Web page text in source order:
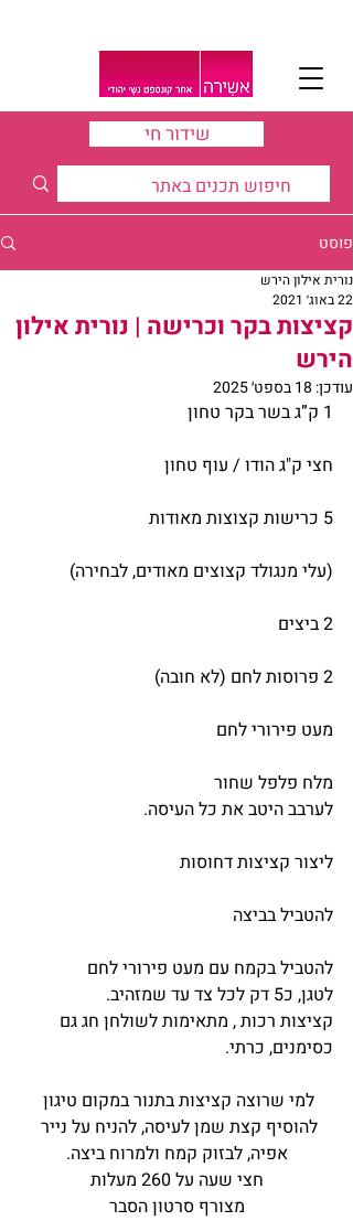
שידור חי
פוסט
קציצות בקר וכרישה | נורית אילון
הירש
נורית אילון הירש
22 באוג׳ 2021
עודכן: 18 בספט׳ 2025
1 ק”ג בשר בקר טחון
חצי ק"ג הודו / עוף טחון
5 כרישות קצוצות מאודות
(עלי מנגולד קצוצים מאודים, לבחירה)
2 ביצים
2 פרוסות לחם (לא חובה)
מעט פירורי לחם
מלח פלפל שחור
לערבב היטב את כל העיסה.
ליצור קציצות דחוסות
להטביל בביצה
להטביל בקמח עם מעט פירורי לחם
לטגן, כ5 דק לכל צד עד שמזהיב.
קציצות רכות , מתאימות לשולחן חג גם
כסימנים, כרתי.
למי שרוצה קציצות בתנור במקום טיגון
להוסיף קצת שמן לעיסה, להניח על נייר
אפיה, לבזוק קמח ולמרוח ביצה.
חצי שעה על 260 מעלות
מצורף סרטון הסבר